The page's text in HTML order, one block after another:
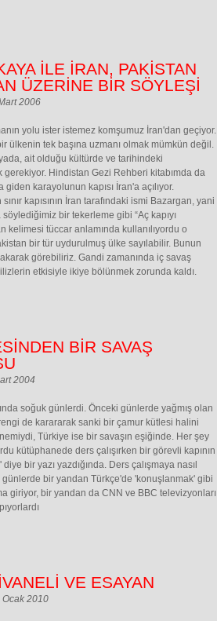
İLE İRAN, PAKİSTAN
ÜZERİNE BİR SÖYLEŞİ
2006
yolu ister istemez komşumuz İran'dan geçiyor.
ülkenin tek başına uzmanı olmak mümkün değil.
ait olduğu kültürde ve tarihindeki
Hindistan Gezi Rehberi kitabımda da
karayolunun kapısı İran'a açılıyor.
kapısının İran tarafındaki ismi Bazargan, yani
bir tekerleme gibi “Aç kapıyı
kelimesi tüccar anlamında kullanılıyordu o
bir tür uydurulmuş ülke sayılabilir. Bunun
görebiliriz. Gandi zamanında iç savaş
etkisiyle ikiye bölünmek zorunda kaldı.
BİR SAVAŞ
2004
soğuk günlerdi. Önceki günlerde yağmış olan
de karararak sanki bir çamur kütlesi halini
Türkiye ise bir savaşın eşiğinde. Her şey
kütüphanede ders çalışırken bir görevli kapının
bir yazı yazdığında. Ders çalışmaya nasıl
bir yandan Türkçe'de 'konuşlanmak' gibi
giriyor, bir yandan da CNN ve BBC televizyonları
VE ESAYAN
Ocak 2010